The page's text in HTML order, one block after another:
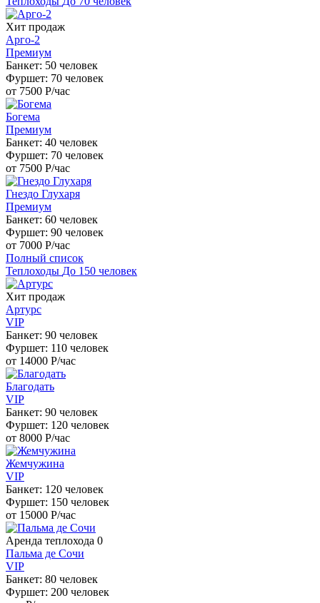
Хит продаж
Арго-2
Премиум
Банкет: 50 человек
Фуршет: 70 человек
от 7500 Р/час
Богема
Премиум
Банкет: 40 человек
Фуршет: 70 человек
от 7500 Р/час
Гнездо Глухаря
Премиум
Банкет: 60 человек
Фуршет: 90 человек
от 7000 Р/час
Полный список
Теплоходы До 150 человек
Хит продаж
Артурс
VIP
Банкет: 90 человек
Фуршет: 110 человек
от 14000 Р/час
Благодать
VIP
Банкет: 90 человек
Фуршет: 120 человек
от 8000 Р/час
Жемчужина
VIP
Банкет: 120 человек
Фуршет: 150 человек
от 15000 Р/час
Аренда теплохода 0
Пальма де Сочи
VIP
Банкет: 80 человек
Фуршет: 200 человек